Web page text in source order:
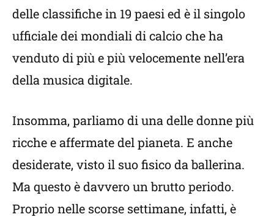
delle classifiche in 19 paesi ed è il singolo
ufficiale dei mondiali di calcio che ha
venduto di più e più velocemente nell’era
della musica digitale.
Insomma, parliamo di una delle donne più
ricche e affermate del pianeta. E anche
desiderate, visto il suo fisico da ballerina.
Ma questo è davvero un brutto periodo.
Proprio nelle scorse settimane, infatti, è